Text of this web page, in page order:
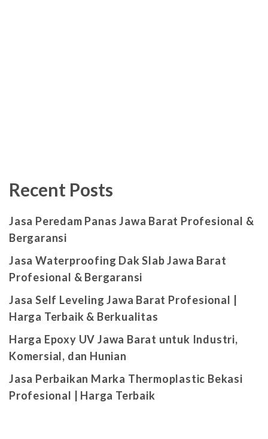
Recent Posts
Jasa Peredam Panas Jawa Barat Profesional &
Bergaransi
Jasa Waterproofing Dak Slab Jawa Barat
Profesional & Bergaransi
Jasa Self Leveling Jawa Barat Profesional |
Harga Terbaik & Berkualitas
Harga Epoxy UV Jawa Barat untuk Industri,
Komersial, dan Hunian
Jasa Perbaikan Marka Thermoplastic Bekasi
Profesional | Harga Terbaik